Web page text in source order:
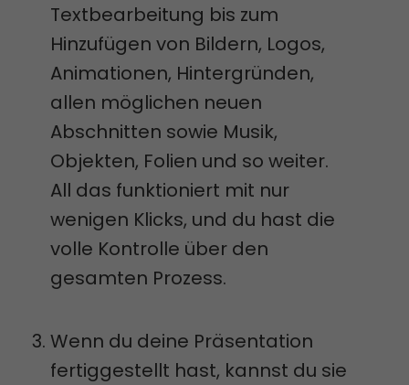
Textbearbeitung bis zum
Hinzufügen von Bildern, Logos,
Animationen, Hintergründen,
allen möglichen neuen
Abschnitten sowie Musik,
Objekten, Folien und so weiter.
All das funktioniert mit nur
wenigen Klicks, und du hast die
volle Kontrolle über den
gesamten Prozess.
Wenn du deine Präsentation
fertiggestellt hast, kannst du sie